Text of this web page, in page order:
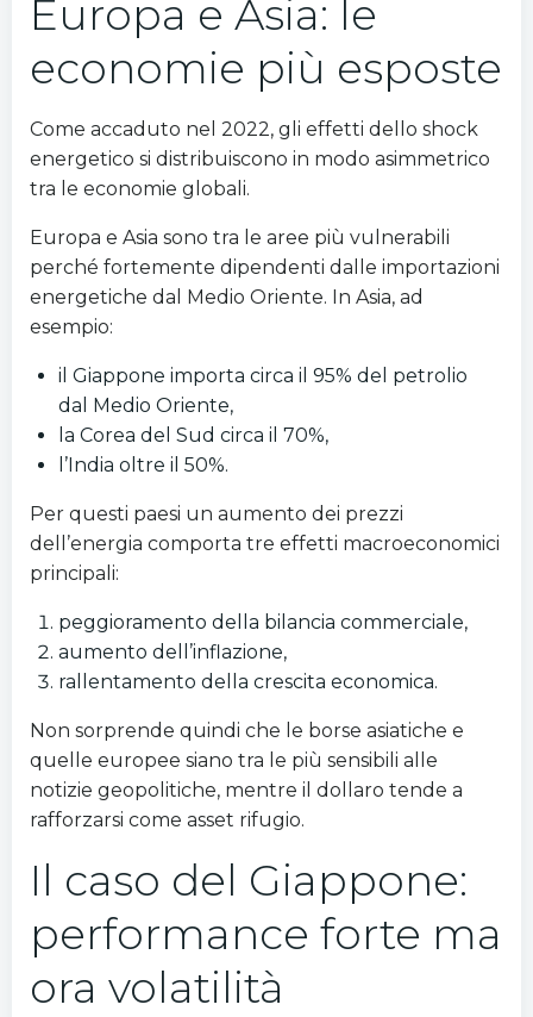
Europa e Asia: le
economie più esposte
Come accaduto nel 2022, gli effetti dello shock
energetico si distribuiscono in modo asimmetrico
tra le economie globali.
Europa e Asia sono tra le aree più vulnerabili
perché fortemente dipendenti dalle importazioni
energetiche dal Medio Oriente. In Asia, ad
esempio:
il Giappone importa circa il 95% del petrolio
dal Medio Oriente,
la Corea del Sud circa il 70%,
l’India oltre il 50%.
Per questi paesi un aumento dei prezzi
dell’energia comporta tre effetti macroeconomici
principali:
peggioramento della bilancia commerciale,
aumento dell’inflazione,
rallentamento della crescita economica.
Non sorprende quindi che le borse asiatiche e
quelle europee siano tra le più sensibili alle
notizie geopolitiche, mentre il dollaro tende a
rafforzarsi come asset rifugio.
Il caso del Giappone:
performance forte ma
ora volatilità